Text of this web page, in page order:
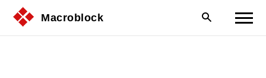
Macroblock